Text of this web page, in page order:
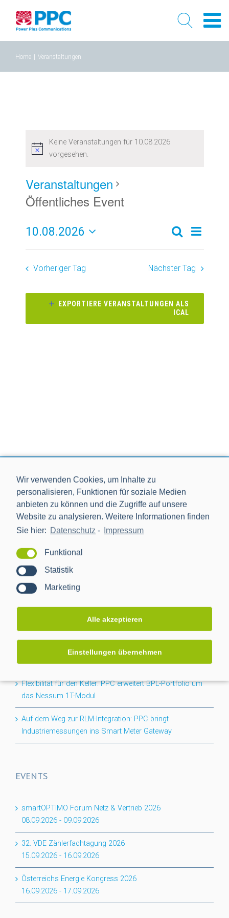
Wir verwenden Cookies, um Inhalte zu
personalisieren, Funktionen für soziale Medien
anbieten zu können und die Zugriffe auf unsere
Website zu analysieren. Weitere Informationen finden
Sie hier: Datenschutz - Impressum
Funktional
Statistik
Marketing
Alle akzeptieren
Einstellungen übernehmen
content
Home Veranstaltungen
Keine Veranstaltungen für 10.08.2026
vorgesehen.
Veranstaltungen
Öffentliches Event
Suche
Tag
10.08.2026
Datum
wählen.
Vorheriger Tag Nächster Tag
EXPORTIERE VERANSTALTUNGEN ALS
ICAL
Mannheim, ist der führende Anbieter von Smart Meter
Gateways und Kommunikationstechnik für die Digitalisierung
der Energiewende.
Projektabschluss CACTUS: Mehr Transparenz für das
Flexibilität für den Keller: PPC erweitert BPL-Portfolio um
das Nessum 1T-Modul
Auf dem Weg zur RLM-Integration: PPC bringt
Industriemessungen ins Smart Meter Gateway
EVENTS
smartOPTIMO Forum Netz & Vertrieb 2026
08.09.2026 - 09.09.2026
32. VDE Zählerfachtagung 2026
15.09.2026 - 16.09.2026
Österreichs Energie Kongress 2026
16.09.2026 - 17.09.2026